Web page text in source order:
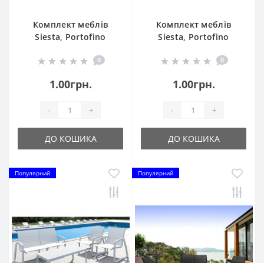
Комплект меблів
Siesta, Portofino
подлокотниками 238
0
1.00грн.
- +
ДО КОШИКА
Комплект меблів
Siesta, Portofino
подлокотниками 238
0
1.00грн.
- +
ДО КОШИКА
Популярний Популярний